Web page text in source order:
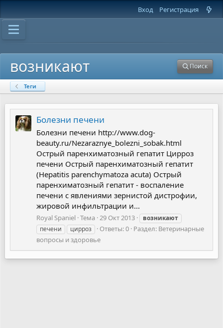
Вход Регистрация
возникают Поиск
Теги
Болезни печени
Болезни печени http://www.dog-
beauty.ru/Nezaraznye_bolezni_sobak.html
Острый паренхиматозный гепатит Цирроз
печени Острый паренхиматозный гепатит
(Hepatitis parenchymatoza acuta) Острый
паренхиматозный гепатит - воспаление
печени с явлениями зернистой дистрофии,
жировой инфильтрации и...
Royal Spaniel Тема 29 Окт 2013
возникают
печени
цирроз Ответы: 0 Раздел: Ветеринарные
вопросы и здоровье